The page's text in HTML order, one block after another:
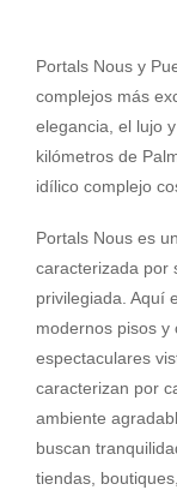
Portals Nous y
complejos más
elegancia, el lujo
kilómetros de
idílico complejo
Portals Nous es
caracterizada por
privilegiada. Aquí
modernos pisos y
espectaculares
caracterizan por
ambiente
buscan
tiendas,